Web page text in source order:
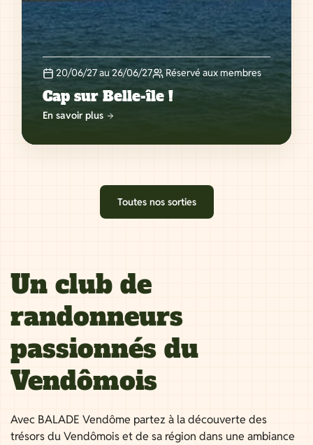
20/06/27 au 26/06/27 Réservé aux membres
Cap sur Belle-île !
En savoir plus
Toutes nos sorties
Un club de
randonneurs
passionnés du
Vendômois
Avec BALADE Vendôme partez à la découverte des
trésors du Vendômois et de sa région dans une ambiance